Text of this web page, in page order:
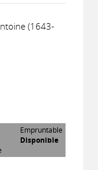
(1643-
Empruntable
Disponible